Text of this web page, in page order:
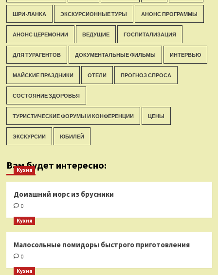
ШРИ-ЛАНКА ЭКСКУРСИОННЫЕ ТУРЫ АНОНС ПРОГРАММЫ
АНОНС ЦЕРЕМОНИИ ВЕДУЩИЕ ГОСПИТАЛИЗАЦИЯ
ДЛЯ ТУРАГЕНТОВ ДОКУМЕНТАЛЬНЫЕ ФИЛЬМЫ ИНТЕРВЬЮ
МАЙСКИЕ ПРАЗДНИКИ ОТЕЛИ ПРОГНОЗ СПРОСА
СОСТОЯНИЕ ЗДОРОВЬЯ
ТУРИСТИЧЕСКИЕ ФОРУМЫ И КОНФЕРЕНЦИИ ЦЕНЫ
ЭКСКУРСИИ ЮБИЛЕЙ
Вам будет интересно:
Кухня
Домашний морс из брусники
0
Кухня
Малосольные помидоры быстрого приготовления
0
Кухня